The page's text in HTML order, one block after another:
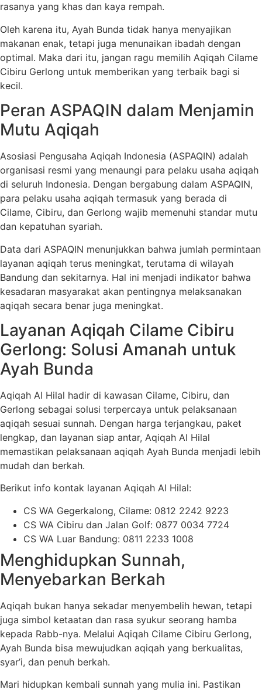
rasanya yang khas dan kaya rempah.
Oleh karena itu, Ayah Bunda tidak hanya menyajikan
makanan enak, tetapi juga menunaikan ibadah dengan
optimal. Maka dari itu, jangan ragu memilih Aqiqah Cilame
Cibiru Gerlong untuk memberikan yang terbaik bagi si
kecil.
Peran ASPAQIN dalam Menjamin
Mutu Aqiqah
Asosiasi Pengusaha Aqiqah Indonesia (ASPAQIN) adalah
organisasi resmi yang menaungi para pelaku usaha aqiqah
di seluruh Indonesia. Dengan bergabung dalam ASPAQIN,
para pelaku usaha aqiqah termasuk yang berada di
Cilame, Cibiru, dan Gerlong wajib memenuhi standar mutu
dan kepatuhan syariah.
Data dari ASPAQIN menunjukkan bahwa jumlah permintaan
layanan aqiqah terus meningkat, terutama di wilayah
Bandung dan sekitarnya. Hal ini menjadi indikator bahwa
kesadaran masyarakat akan pentingnya melaksanakan
aqiqah secara benar juga meningkat.
Layanan Aqiqah Cilame Cibiru
Gerlong: Solusi Amanah untuk
Ayah Bunda
Aqiqah Al Hilal hadir di kawasan Cilame, Cibiru, dan
Gerlong sebagai solusi terpercaya untuk pelaksanaan
aqiqah sesuai sunnah. Dengan harga terjangkau, paket
lengkap, dan layanan siap antar, Aqiqah Al Hilal
memastikan pelaksanaan aqiqah Ayah Bunda menjadi lebih
mudah dan berkah.
Berikut info kontak layanan Aqiqah Al Hilal:
CS WA Gegerkalong, Cilame: 0812 2242 9223
CS WA Cibiru dan Jalan Golf: 0877 0034 7724
CS WA Luar Bandung: 0811 2233 1008
Menghidupkan Sunnah,
Menyebarkan Berkah
Aqiqah bukan hanya sekadar menyembelih hewan, tetapi
juga simbol ketaatan dan rasa syukur seorang hamba
kepada Rabb-nya. Melalui Aqiqah Cilame Cibiru Gerlong,
Ayah Bunda bisa mewujudkan aqiqah yang berkualitas,
syar’i, dan penuh berkah.
Mari hidupkan kembali sunnah yang mulia ini. Pastikan